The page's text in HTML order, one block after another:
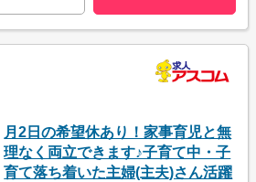
月2日の希望休あり！家事育児と無
理なく両立できます♪子育て中・子
育て落ち着いた主婦(主夫)さん活躍